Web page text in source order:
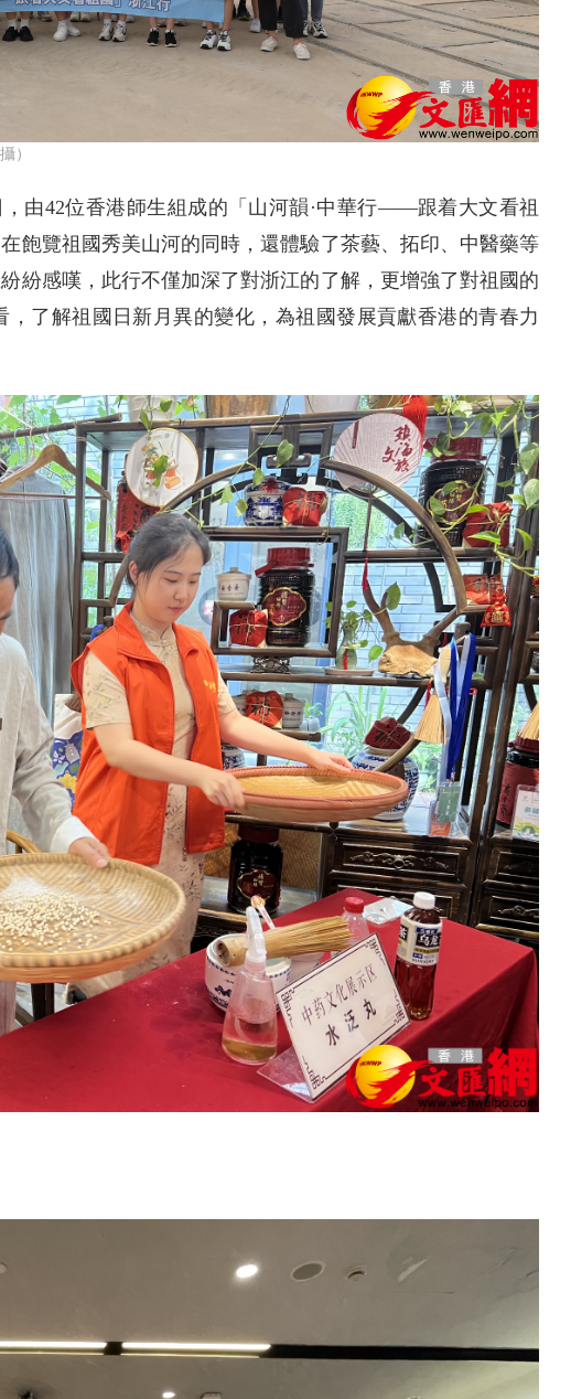
）
由42位香港師生組成的「山河韻·中華行——跟着大文看祖
飽覽祖國秀美山河的同時，還體驗了茶藝、拓印、中醫藥等
紛感嘆，此行不僅加深了對浙江的了解，更增強了對祖國的
了解祖國日新月異的變化，為祖國發展貢獻香港的青春力